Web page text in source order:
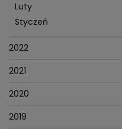
Luty
Styczeń
2022
2021
2020
2019